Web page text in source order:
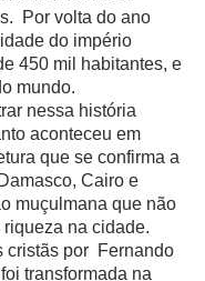
Por volta do ano
do império
450 mil habitantes, e
mundo.
nessa história
aconteceu em
que se confirma a
Cairo e
muçulmana que não
na cidade.
cristãs por Fernando
transformada na